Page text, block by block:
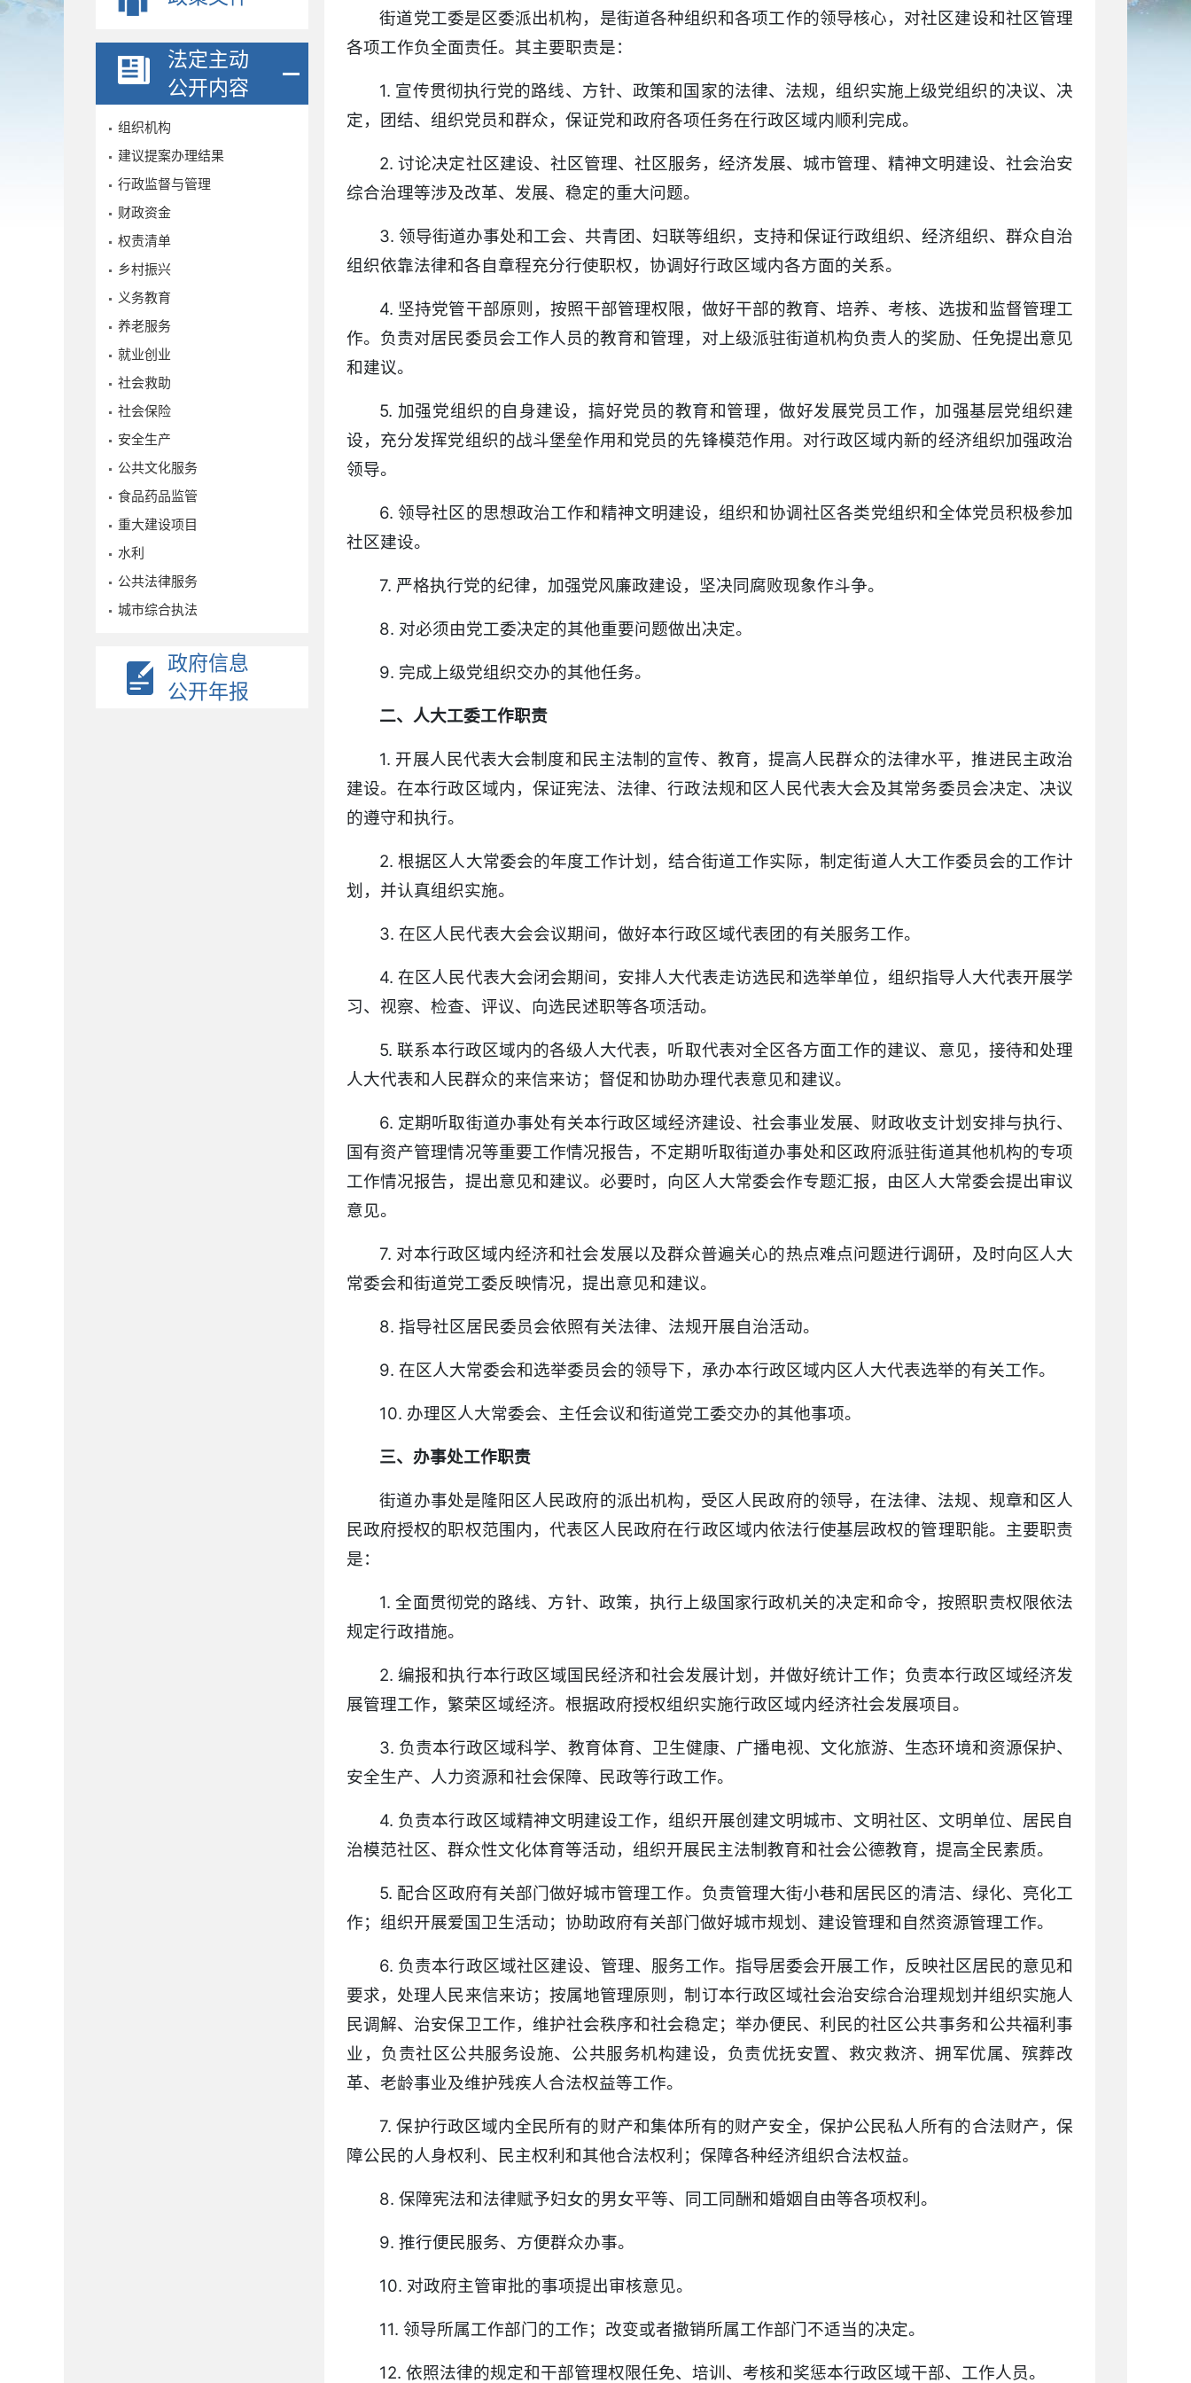
法定主动
公开内容
组织机构
建议提案办理结果
行政监督与管理
财政资金
权责清单
乡村振兴
义务教育
养老服务
就业创业
社会救助
社会保险
安全生产
公共文化服务
食品药品监管
重大建设项目
水利
公共法律服务
城市综合执法
政府信息
公开年报
街道党工委是区委派出机构，是街道各种组织和各项工作的领导核心，对社区建设和社区管理
各项工作负全面责任。其主要职责是：
1. 宣传贯彻执行党的路线、方针、政策和国家的法律、法规，组织实施上级党组织的决议、决
定，团结、组织党员和群众，保证党和政府各项任务在行政区域内顺利完成。
2. 讨论决定社区建设、社区管理、社区服务，经济发展、城市管理、精神文明建设、社会治安
综合治理等涉及改革、发展、稳定的重大问题。
3. 领导街道办事处和工会、共青团、妇联等组织，支持和保证行政组织、经济组织、群众自治
组织依靠法律和各自章程充分行使职权，协调好行政区域内各方面的关系。
4. 坚持党管干部原则，按照干部管理权限，做好干部的教育、培养、考核、选拔和监督管理工
作。负责对居民委员会工作人员的教育和管理，对上级派驻街道机构负责人的奖励、任免提出意见
和建议。
5. 加强党组织的自身建设，搞好党员的教育和管理，做好发展党员工作，加强基层党组织建
设，充分发挥党组织的战斗堡垒作用和党员的先锋模范作用。对行政区域内新的经济组织加强政治
领导。
6. 领导社区的思想政治工作和精神文明建设，组织和协调社区各类党组织和全体党员积极参加
社区建设。
7. 严格执行党的纪律，加强党风廉政建设，坚决同腐败现象作斗争。
8. 对必须由党工委决定的其他重要问题做出决定。
9. 完成上级党组织交办的其他任务。
二、人大工委工作职责
1. 开展人民代表大会制度和民主法制的宣传、教育，提高人民群众的法律水平，推进民主政治
建设。在本行政区域内，保证宪法、法律、行政法规和区人民代表大会及其常务委员会决定、决议
的遵守和执行。
2. 根据区人大常委会的年度工作计划，结合街道工作实际，制定街道人大工作委员会的工作计
划，并认真组织实施。
3. 在区人民代表大会会议期间，做好本行政区域代表团的有关服务工作。
4. 在区人民代表大会闭会期间，安排人大代表走访选民和选举单位，组织指导人大代表开展学
习、视察、检查、评议、向选民述职等各项活动。
5. 联系本行政区域内的各级人大代表，听取代表对全区各方面工作的建议、意见，接待和处理
人大代表和人民群众的来信来访；督促和协助办理代表意见和建议。
6. 定期听取街道办事处有关本行政区域经济建设、社会事业发展、财政收支计划安排与执行、
国有资产管理情况等重要工作情况报告，不定期听取街道办事处和区政府派驻街道其他机构的专项
工作情况报告，提出意见和建议。必要时，向区人大常委会作专题汇报，由区人大常委会提出审议
意见。
7. 对本行政区域内经济和社会发展以及群众普遍关心的热点难点问题进行调研，及时向区人大
常委会和街道党工委反映情况，提出意见和建议。
8. 指导社区居民委员会依照有关法律、法规开展自治活动。
9. 在区人大常委会和选举委员会的领导下，承办本行政区域内区人大代表选举的有关工作。
10. 办理区人大常委会、主任会议和街道党工委交办的其他事项。
三、办事处工作职责
街道办事处是隆阳区人民政府的派出机构，受区人民政府的领导，在法律、法规、规章和区人
民政府授权的职权范围内，代表区人民政府在行政区域内依法行使基层政权的管理职能。主要职责
是：
1. 全面贯彻党的路线、方针、政策，执行上级国家行政机关的决定和命令，按照职责权限依法
规定行政措施。
2. 编报和执行本行政区域国民经济和社会发展计划，并做好统计工作；负责本行政区域经济发
展管理工作，繁荣区域经济。根据政府授权组织实施行政区域内经济社会发展项目。
3. 负责本行政区域科学、教育体育、卫生健康、广播电视、文化旅游、生态环境和资源保护、
安全生产、人力资源和社会保障、民政等行政工作。
4. 负责本行政区域精神文明建设工作，组织开展创建文明城市、文明社区、文明单位、居民自
治模范社区、群众性文化体育等活动，组织开展民主法制教育和社会公德教育，提高全民素质。
5. 配合区政府有关部门做好城市管理工作。负责管理大街小巷和居民区的清洁、绿化、亮化工
作；组织开展爱国卫生活动；协助政府有关部门做好城市规划、建设管理和自然资源管理工作。
6. 负责本行政区域社区建设、管理、服务工作。指导居委会开展工作，反映社区居民的意见和
要求，处理人民来信来访；按属地管理原则，制订本行政区域社会治安综合治理规划并组织实施人
民调解、治安保卫工作，维护社会秩序和社会稳定；举办便民、利民的社区公共事务和公共福利事
业，负责社区公共服务设施、公共服务机构建设，负责优抚安置、救灾救济、拥军优属、殡葬改
革、老龄事业及维护残疾人合法权益等工作。
7. 保护行政区域内全民所有的财产和集体所有的财产安全，保护公民私人所有的合法财产，保
障公民的人身权利、民主权利和其他合法权利；保障各种经济组织合法权益。
8. 保障宪法和法律赋予妇女的男女平等、同工同酬和婚姻自由等各项权利。
9. 推行便民服务、方便群众办事。
10. 对政府主管审批的事项提出审核意见。
11. 领导所属工作部门的工作；改变或者撤销所属工作部门不适当的决定。
12. 依照法律的规定和干部管理权限任免、培训、考核和奖惩本行政区域干部、工作人员。